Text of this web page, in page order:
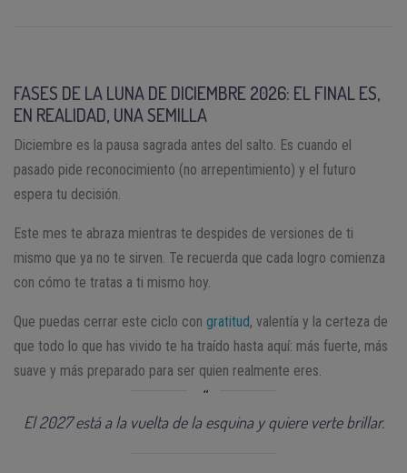
FASES DE LA LUNA DE DICIEMBRE 2026: EL FINAL ES,
EN REALIDAD, UNA SEMILLA
Diciembre es la pausa sagrada antes del salto. Es cuando el
pasado pide reconocimiento (no arrepentimiento) y el futuro
espera tu decisión.
Este mes te abraza mientras te despides de versiones de ti
mismo que ya no te sirven. Te recuerda que cada logro comienza
con cómo te tratas a ti mismo hoy.
Que puedas cerrar este ciclo con gratitud, valentía y la certeza de
que todo lo que has vivido te ha traído hasta aquí: más fuerte, más
suave y más preparado para ser quien realmente eres.
El 2027 está a la vuelta de la esquina y quiere verte brillar.